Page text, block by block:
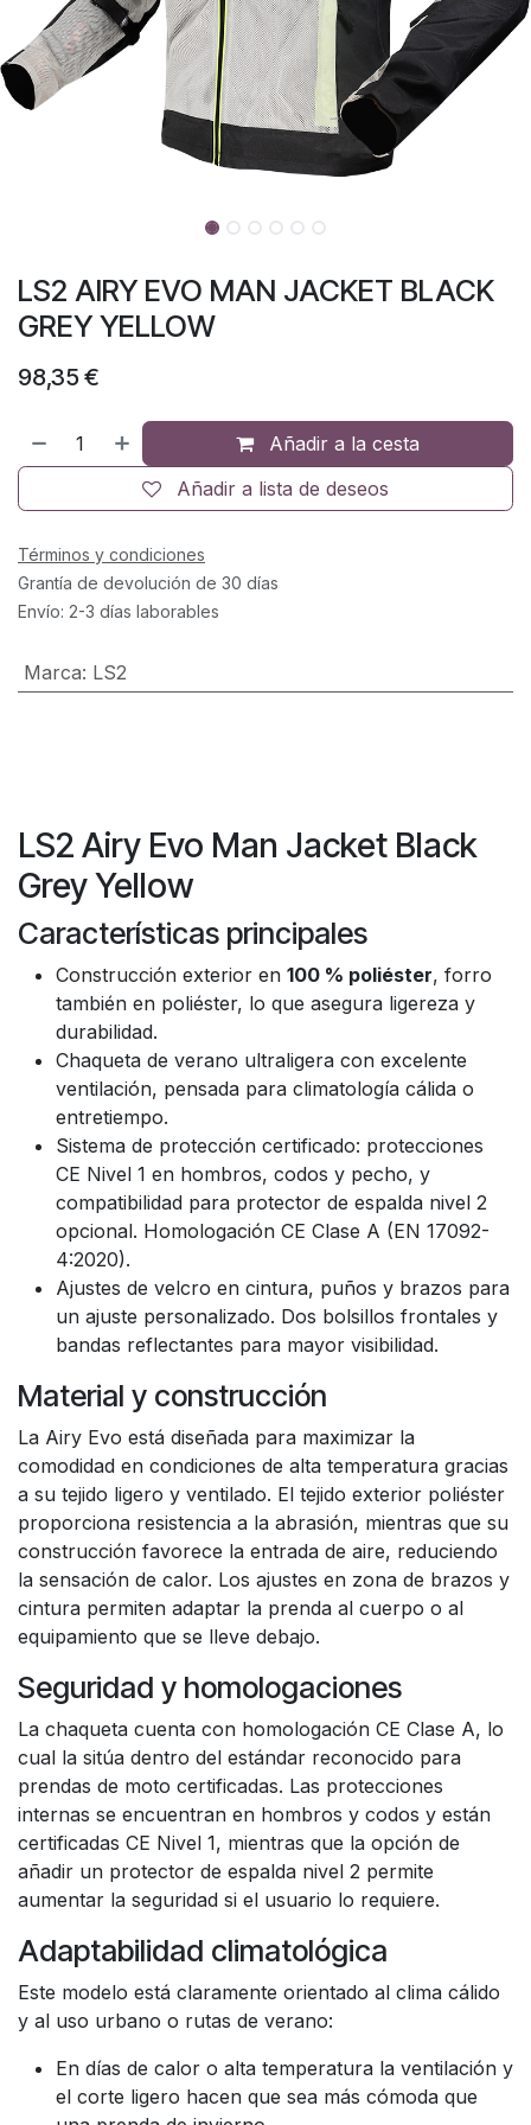
LS2 AIRY EVO MAN JACKET BLACK
GREY YELLOW
98,35 €
Añadir a la cesta
Añadir a lista de deseos
Términos y condiciones
Grantía de devolución de 30 días
Envío: 2-3 días laborables
Marca: LS2
LS2 Airy Evo Man Jacket Black
Grey Yellow
Características principales
Construcción exterior en 100 % poliéster, forro
también en poliéster, lo que asegura ligereza y
durabilidad.
Chaqueta de verano ultraligera con excelente
ventilación, pensada para climatología cálida o
entretiempo.
Sistema de protección certificado: protecciones
CE Nivel 1 en hombros, codos y pecho, y
compatibilidad para protector de espalda nivel 2
opcional. Homologación CE Clase A (EN 17092-
4:2020).
Ajustes de velcro en cintura, puños y brazos para
un ajuste personalizado. Dos bolsillos frontales y
bandas reflectantes para mayor visibilidad.
Material y construcción
La Airy Evo está diseñada para maximizar la
comodidad en condiciones de alta temperatura gracias
a su tejido ligero y ventilado. El tejido exterior poliéster
proporciona resistencia a la abrasión, mientras que su
construcción favorece la entrada de aire, reduciendo
la sensación de calor. Los ajustes en zona de brazos y
cintura permiten adaptar la prenda al cuerpo o al
equipamiento que se lleve debajo.
Seguridad y homologaciones
La chaqueta cuenta con homologación CE Clase A, lo
cual la sitúa dentro del estándar reconocido para
prendas de moto certificadas. Las protecciones
internas se encuentran en hombros y codos y están
certificadas CE Nivel 1, mientras que la opción de
añadir un protector de espalda nivel 2 permite
aumentar la seguridad si el usuario lo requiere.
Adaptabilidad climatológica
Este modelo está claramente orientado al clima cálido
y al uso urbano o rutas de verano:
En días de calor o alta temperatura la ventilación y
el corte ligero hacen que sea más cómoda que